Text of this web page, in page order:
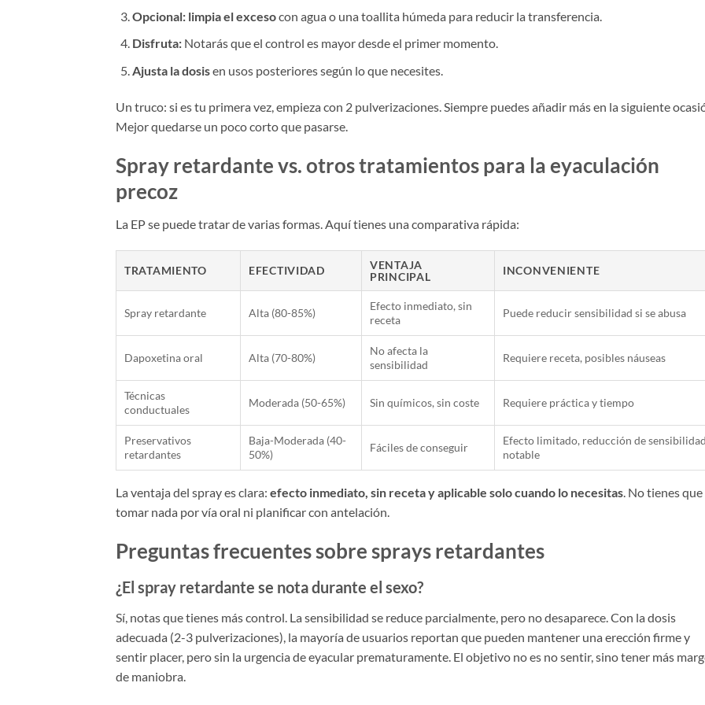
Opcional: limpia el excesocon agua o una toallita húmeda para reducir la transferencia.
Disfruta:Notarás que el control es mayor desde el primer momento.
Ajusta la dosisen usos posteriores según lo que necesites.
Un truco: si es tu primera vez, empieza con 2 pulverizaciones. Siempre puedes añadir más en la siguiente
Mejor quedarse un poco corto que pasarse.
Spray retardante vs. otros tratamientos para la eyaculación
precoz
La EP se puede tratar de varias formas. Aquí tienes una comparativa rápida:
TRATAMIENTO EFECTIVIDAD
VENTAJA
PRINCIPAL
INCONVENIENTE
Spray retardante Alta (80-85%)
Efecto inmediato, sin
receta
Puede reducir sensibilidad si se abusa
Dapoxetina oral Alta (70-80%)
No afecta la
sensibilidad
Requiere receta, posibles náuseas
Técnicas
conductuales
Moderada (50-65%) Sin químicos, sin coste Requiere práctica y tiempo
Preservativos
retardantes
Baja-Moderada (40-
50%)
Fáciles de conseguir
Efecto limitado, reducción de
notable
La ventaja del spray es clara: efecto inmediato, sin receta y aplicable solo cuando lo necesitas. No tienes que
tomar nada por vía oral ni planificar con antelación.
Preguntas frecuentes sobre sprays retardantes
¿El spray retardante se nota durante el sexo?
Sí, notas que tienes más control. La sensibilidad se reduce parcialmente, pero no desaparece. Con la dosis
adecuada (2-3 pulverizaciones), la mayoría de usuarios reportan que pueden mantener una erección firme y
sentir placer, pero sin la urgencia de eyacular prematuramente. El objetivo no es no sentir, sino tener más
de maniobra.